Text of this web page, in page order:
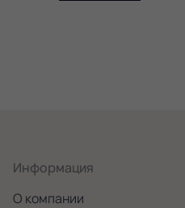
Информация
О компании